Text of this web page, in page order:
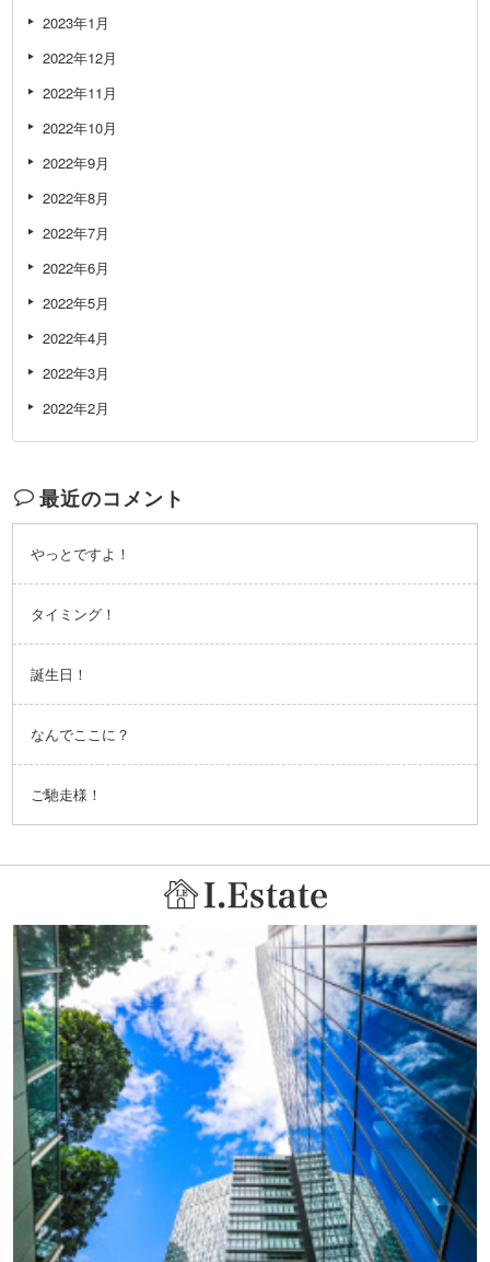
2023年1月
2022年12月
2022年11月
2022年10月
2022年9月
2022年8月
2022年7月
2022年6月
2022年5月
2022年4月
2022年3月
2022年2月
最近のコメント
やっとですよ！
タイミング！
誕生日！
なんでここに？
ご馳走様！